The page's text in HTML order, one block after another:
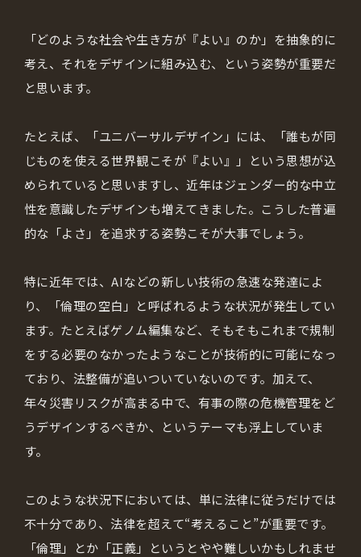
「どのような社会や生き方が『よい』のか」を抽象的に
考え、それをデザインに組み込む、という姿勢が重要だ
と思います。
たとえば、「ユニバーサルデザイン」には、「誰もが同
じものを使える世界観こそが『よい』」という思想が込
められていると思いますし、近年はジェンダー的な中立
性を意識したデザインも増えてきました。こうした普遍
的な「よさ」を追求する姿勢こそが大事でしょう。
特に近年では、AIなどの新しい技術の急速な発達によ
り、「倫理の空白」と呼ばれるような状況が発生してい
ます。たとえばゲノム編集など、そもそもこれまで規制
をする必要のなかったようなことが技術的に可能になっ
ており、法整備が追いついていないのです。加えて、
年々災害リスクが高まる中で、有事の際の危機管理をど
うデザインするべきか、というテーマも浮上していま
す。
このような状況下においては、単に法律に従うだけでは
不十分であり、法律を超えて“考えること”が重要です。
「倫理」とか「正義」というとやや難しいかもしれませ